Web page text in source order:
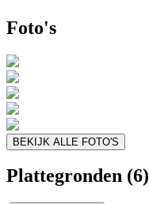
Foto's
BEKIJK ALLE FOTO'S
Plattegronden (6)